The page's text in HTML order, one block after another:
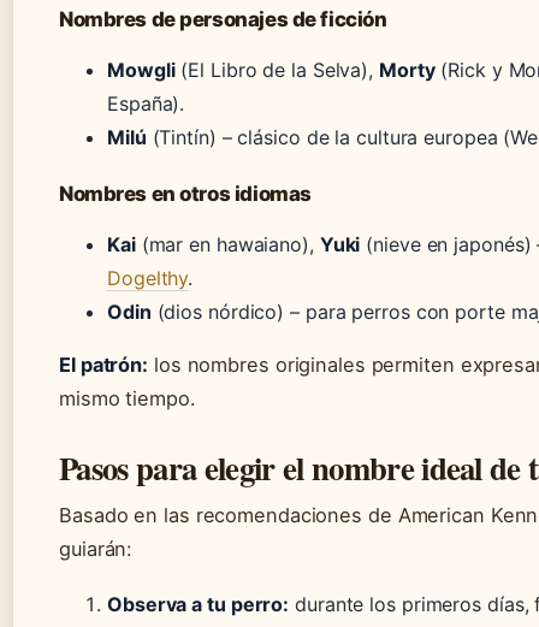
Nombres de personajes de ficción
Mowgli(El Libro de la Selva), Morty(Rick y
España).
Milú (Tintín) – clásico de la cultura europea
Nombres en otros idiomas
Kai(mar en hawaiano), Yuki (nieve en
Dogelthy.
Odin (dios nórdico) – para perros con porte
El patrón: los nombres originales permiten
mismo tiempo.
Pasos para elegir el nombre ideal
Basado en las recomendaciones de American
guiarán:
Observa a tu perro: durante los primeros días,